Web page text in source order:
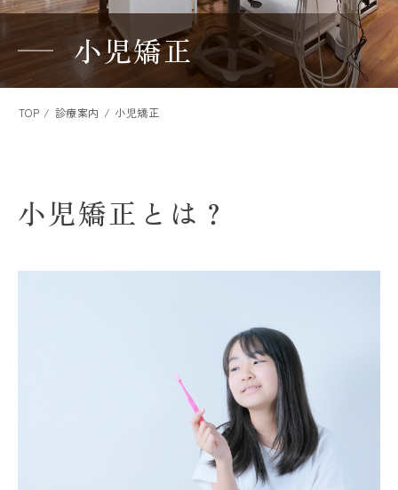
小児矯正
TOP 診療案内 小児矯正
小児矯正とは？